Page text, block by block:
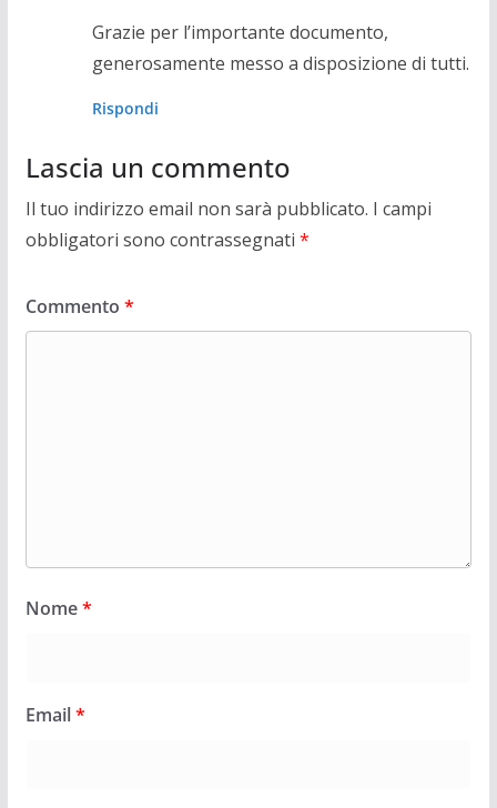
Grazie per l’importante documento,
generosamente messo a disposizione di tutti.
Rispondi
Lascia un commento
Il tuo indirizzo email non sarà pubblicato. I campi
obbligatori sono contrassegnati *
Commento *
Nome*
Email*